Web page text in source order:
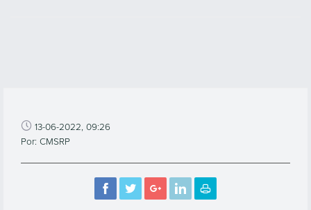
13-06-2022, 09:26
Por: CMSRP